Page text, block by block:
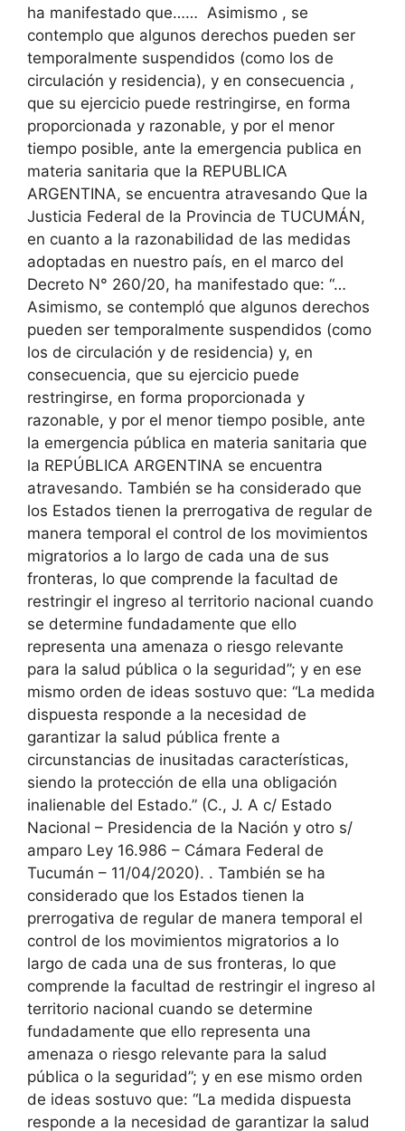
ha manifestado que…… Asimismo , se
contemplo que algunos derechos pueden ser
temporalmente suspendidos (como los de
circulación y residencia), y en consecuencia ,
que su ejercicio puede restringirse, en forma
proporcionada y razonable, y por el menor
tiempo posible, ante la emergencia publica en
materia sanitaria que la REPUBLICA
ARGENTINA, se encuentra atravesando Que la
Justicia Federal de la Provincia de TUCUMÁN,
en cuanto a la razonabilidad de las medidas
adoptadas en nuestro país, en el marco del
Decreto N° 260/20, ha manifestado que: “…
Asimismo, se contempló que algunos derechos
pueden ser temporalmente suspendidos (como
los de circulación y de residencia) y, en
consecuencia, que su ejercicio puede
restringirse, en forma proporcionada y
razonable, y por el menor tiempo posible, ante
la emergencia pública en materia sanitaria que
la REPÚBLICA ARGENTINA se encuentra
atravesando. También se ha considerado que
los Estados tienen la prerrogativa de regular de
manera temporal el control de los movimientos
migratorios a lo largo de cada una de sus
fronteras, lo que comprende la facultad de
restringir el ingreso al territorio nacional cuando
se determine fundadamente que ello
representa una amenaza o riesgo relevante
para la salud pública o la seguridad”; y en ese
mismo orden de ideas sostuvo que: “La medida
dispuesta responde a la necesidad de
garantizar la salud pública frente a
circunstancias de inusitadas características,
siendo la protección de ella una obligación
inalienable del Estado.” (C., J. A c/ Estado
Nacional – Presidencia de la Nación y otro s/
amparo Ley 16.986 – Cámara Federal de
Tucumán – 11/04/2020). . También se ha
considerado que los Estados tienen la
prerrogativa de regular de manera temporal el
control de los movimientos migratorios a lo
largo de cada una de sus fronteras, lo que
comprende la facultad de restringir el ingreso al
territorio nacional cuando se determine
fundadamente que ello representa una
amenaza o riesgo relevante para la salud
pública o la seguridad”; y en ese mismo orden
de ideas sostuvo que: “La medida dispuesta
responde a la necesidad de garantizar la salud